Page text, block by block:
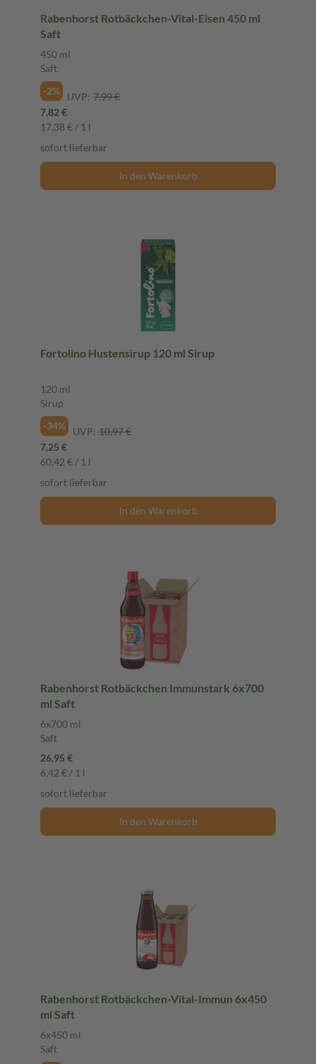
Rabenhorst Rotbäckchen-Vital-Eisen 450 ml
Saft
450 ml
Saft
-2%
UVP: 7,99 €
7,82 €
17,38 € / 1 l
sofort lieferbar
In den Warenkorb
Fortolino Hustensirup 120 ml Sirup
120 ml
Sirup
-34%
UVP: 10,97 €
7,25 €
60,42 € / 1 l
sofort lieferbar
In den Warenkorb
Rabenhorst Rotbäckchen Immunstark 6x700
ml Saft
6x700 ml
Saft
26,95 €
6,42 € / 1 l
sofort lieferbar
In den Warenkorb
Rabenhorst Rotbäckchen-Vital-Immun 6x450
ml Saft
6x450 ml
Saft